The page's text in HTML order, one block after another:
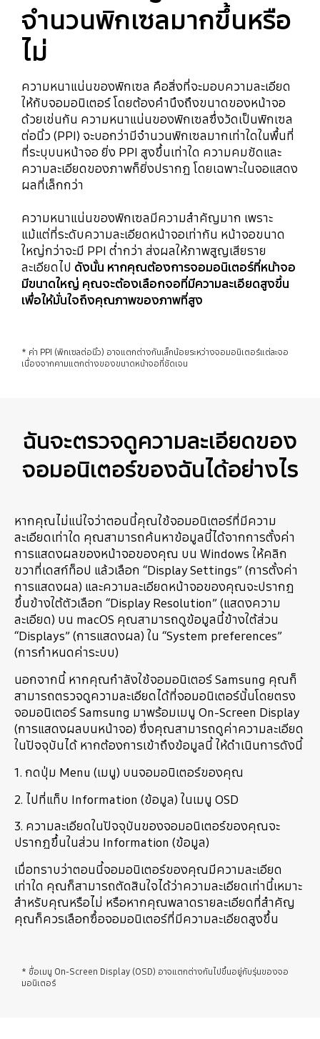
จำนวนพิกเซลมากขึ้นหรือ
ไม่
ความหนาแน่นของพิกเซล คือสิ่งที่จะมอบความละเอียด
ให้กับจอมอนิเตอร์ โดยต้องคำนึงถึงขนาดของหน้าจอ
ด้วยเช่นกัน ความหนาแน่นของพิกเซลซึ่งวัดเป็นพิกเซล
ต่อนิ้ว (PPI) จะบอกว่ามีจำนวนพิกเซลมากเท่าใดในพื้นที่
ที่ระบุบนหน้าจอ ยิ่ง PPI สูงขึ้นเท่าใด ความคมชัดและ
ความละเอียดของภาพก็ยิ่งปรากฏ โดยเฉพาะในจอแสดง
ผลที่เล็กกว่า
ความหนาแน่นของพิกเซลมีความสำคัญมาก เพราะ
แม้แต่ที่ระดับความละเอียดหน้าจอเท่ากัน หน้าจอขนาด
ใหญ่กว่าจะมี PPI ต่ำกว่า ส่งผลให้ภาพสูญเสียราย
ละเอียดไป ดังนั้น หากคุณต้องการจอมอนิเตอร์ที่หน้าจอ
มีขนาดใหญ่ คุณจะต้องเลือกจอที่มีความละเอียดสูงขึ้น
เพื่อให้มั่นใจถึงคุณภาพของภาพที่สูง
* ค่า PPI (พิกเซลต่อนิ้ว) อาจแตกต่างกันเล็กน้อยระหว่างจอมอนิเตอร์แต่ละจอ
เนื่องจากคามแตกต่างของขนาดหน้าจอที่ชัดเจน
ฉันจะตรวจดูความละเอียดของ
จอมอนิเตอร์ของฉันได้อย่างไร
หากคุณไม่แน่ใจว่าตอนนี้คุณใช้จอมอนิเตอร์ที่มีความ
ละเอียดเท่าใด คุณสามารถค้นหาข้อมูลนี้ได้จากการตั้งค่า
การแสดงผลของหน้าจอของคุณ บน Windows ให้คลิก
ขวาที่เดสก์ท็อป แล้วเลือก “Display Settings” (การตั้งค่า
การแสดงผล) และความละเอียดหน้าจอของคุณจะปรากฏ
ขึ้นข้างใต้ตัวเลือก “Display Resolution” (แสดงความ
ละเอียด) บน macOS คุณสามารถดูข้อมูลนี้ข้างใต้ส่วน
“Displays” (การแสดงผล) ใน “System preferences”
(การกำหนดค่าระบบ)
นอกจากนี้ หากคุณกำลังใช้จอมอนิเตอร์ Samsung คุณก็
สามารถตรวจดูความละเอียดได้ที่จอมอนิเตอร์นั้นโดยตรง
จอมอนิเตอร์ Samsung มาพร้อมเมนู On-Screen Display
(การแสดงผลบนหน้าจอ) ซึ่งคุณสามารถดูค่าความละเอียด
ในปัจจุบันได้ หากต้องการเข้าถึงข้อมูลนี้ ให้ดำเนินการดังนี้
1. กดปุ่ม Menu (เมนู) บนจอมอนิเตอร์ของคุณ
2. ไปที่แท็บ Information (ข้อมูล) ในเมนู OSD
3. ความละเอียดในปัจจุบันของจอมอนิเตอร์ของคุณจะ
ปรากฏขึ้นในส่วน Information (ข้อมูล)
เมื่อทราบว่าตอนนี้จอมอนิเตอร์ของคุณมีความละเอียด
เท่าใด คุณก็สามารถตัดสินใจได้ว่าความละเอียดเท่านี้เหมาะ
สำหรับคุณหรือไม่ หรือหากคุณพลาดรายละเอียดที่สำคัญ
คุณก็ควรเลือกซื้อจอมอนิเตอร์ที่มีความละเอียดสูงขึ้น
* ชื่อเมนู On-Screen Display (OSD) อาจแตกต่างกันไปขึ้นอยู่กับรุ่นของจอ
มอนิเตอร์